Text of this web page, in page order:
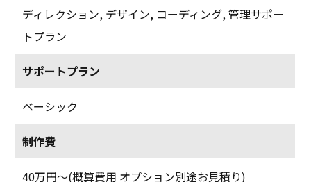
ディレクション, デザイン, コーディング,管理サポー
トプラン
サポートプラン
ベーシック
制作費
40万円〜(概算費用 オプション別途お見積り)